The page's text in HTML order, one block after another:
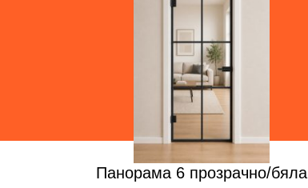
Панорама 6 прозрачно/бяла